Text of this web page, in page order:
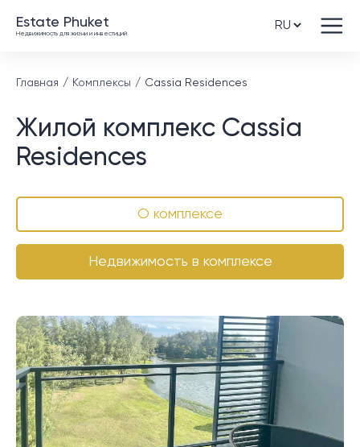
Estate Phuket
Недвижимость для жизни и инвестиций
Главная Комплексы Cassia Residences
Жилой комплекс Cassia
Residences
О комплексе
Недвижимость в комплексе